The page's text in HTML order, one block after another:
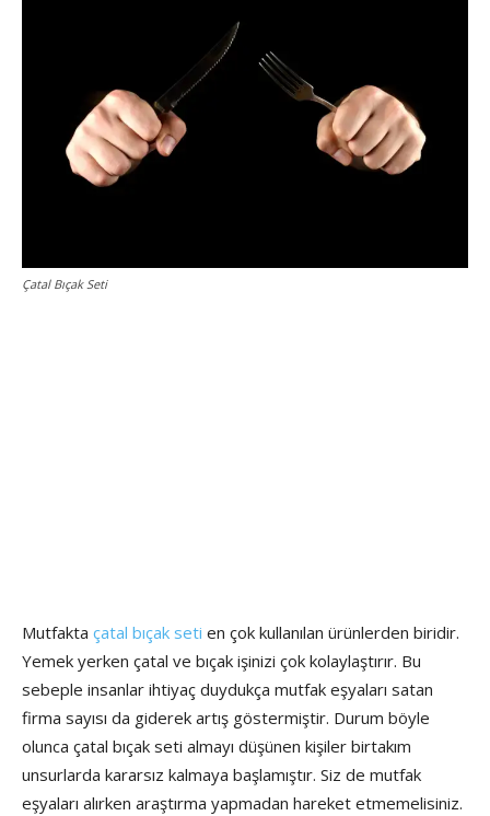
Çatal Bıçak Seti
Mutfakta çatal bıçak seti en çok kullanılan ürünlerden biridir.
Yemek yerken çatal ve bıçak işinizi çok kolaylaştırır. Bu
sebeple insanlar ihtiyaç duydukça mutfak eşyaları satan
firma sayısı da giderek artış göstermiştir. Durum böyle
olunca çatal bıçak seti almayı düşünen kişiler birtakım
unsurlarda kararsız kalmaya başlamıştır. Siz de mutfak
eşyaları alırken araştırma yapmadan hareket etmemelisiniz.